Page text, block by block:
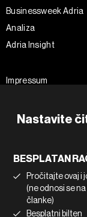
Nastavite
BESPLATAN
Pročitajte ovaj i
(ne odnosi se na
članke)
Besplatni bilten
Businessweek Adria
Analiza
Adria Insight
Impressum
Pravila privatnosti
Korištenje umjetne
©2022 - 2026